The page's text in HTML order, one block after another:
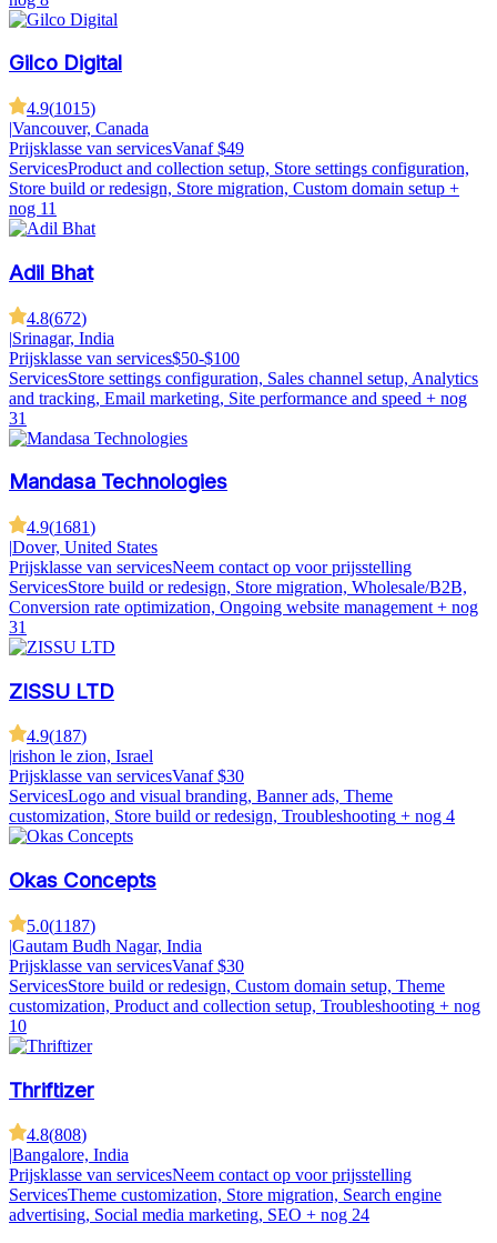
Gilco Digital
4.9(1015)
|Vancouver, Canada
Prijsklasse van servicesVanaf $49
ServicesProduct and collection setup, Store settings configuration,
Store build or redesign, Store migration, Custom domain setup +
nog 11
Adil Bhat
4.8(672)
|Srinagar, India
Prijsklasse van services$50-$100
ServicesStore settings configuration, Sales channel setup, Analytics
and tracking, Email marketing, Site performance and speed + nog
31
Mandasa Technologies
4.9(1681)
|Dover, United States
Prijsklasse van servicesNeem contact op voor prijsstelling
ServicesStore build or redesign, Store migration, Wholesale/B2B,
Conversion rate optimization, Ongoing website management + nog
31
ZISSU LTD
4.9(187)
|rishon le zion, Israel
Prijsklasse van servicesVanaf $30
ServicesLogo and visual branding, Banner ads, Theme
customization, Store build or redesign, Troubleshooting + nog 4
Okas Concepts
5.0(1187)
|Gautam Budh Nagar, India
Prijsklasse van servicesVanaf $30
ServicesStore build or redesign, Custom domain setup, Theme
customization, Product and collection setup, Troubleshooting + nog
10
Thriftizer
4.8(808)
|Bangalore, India
Prijsklasse van servicesNeem contact op voor prijsstelling
ServicesTheme customization, Store migration, Search engine
advertising, Social media marketing, SEO + nog 24